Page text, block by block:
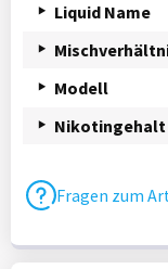
Liquid Name
Modell
Nikotingehalt
Fragen zum